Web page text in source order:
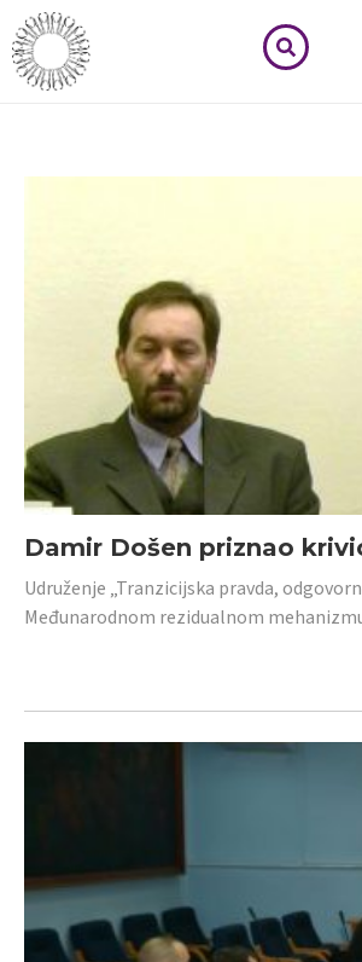
Damir Došen priznao
Udruženje „Tranzicijska pravda,
Međunarodnom rezidualnom